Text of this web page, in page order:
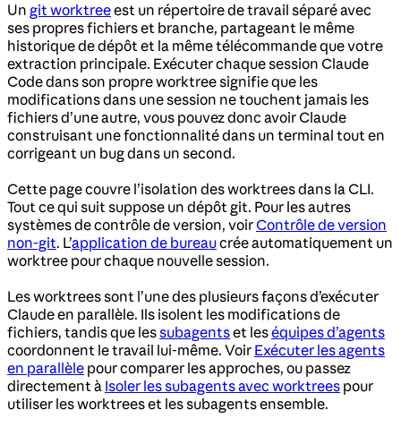
Un git worktreeest un répertoire de travail séparé avec
ses propres fichiers et branche, partageant le même
historique de dépôt et la même télécommande que votre
extraction principale. Exécuter chaque session Claude
Code dans son propre worktree signifie que les
modifications dans une session ne touchent jamais les
fichiers d’une autre, vous pouvez donc avoir Claude
construisant une fonctionnalité dans un terminal tout en
corrigeant un bug dans un second.
Cette page couvre l’isolation des worktrees dans la CLI.
Tout ce qui suit suppose un dépôt git. Pour les autres
systèmes de contrôle de version, voirContrôle de version
non-git. L’application de bureaucrée automatiquement un
worktree pour chaque nouvelle session.
Les worktrees sont l’une des plusieurs façons d’exécuter
Claude en parallèle. Ils isolent les modifications de
fichiers, tandis que lessubagentset leséquipes d’agents
coordonnent le travail lui-même. Voir Exécuter les agents
en parallèle pour comparer les approches, ou passez
directement à Isoler les subagents avec worktrees pour
utiliser les worktrees et les subagents ensemble.